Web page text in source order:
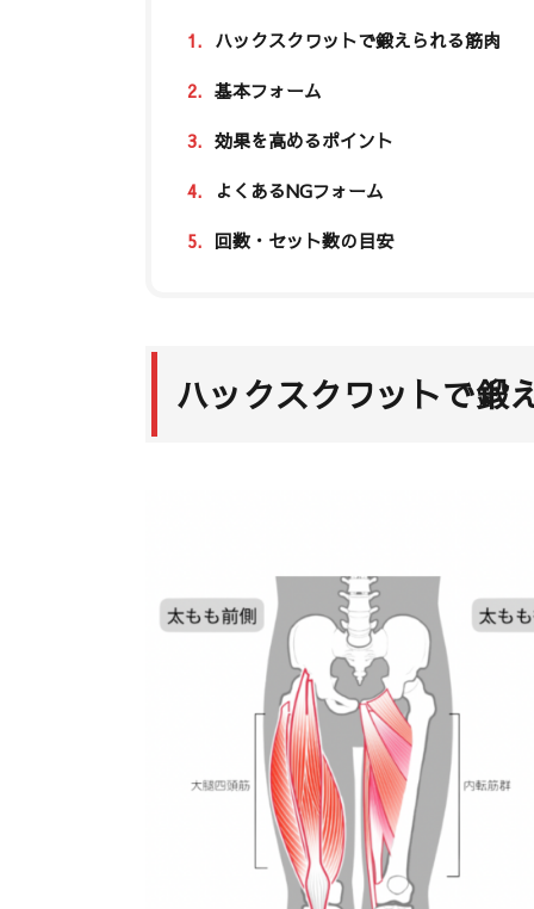
1. ハックスクワットで鍛えられる筋肉
2. 基本フォーム
3. 効果を高めるポイント
4.
よくあるNGフォーム
5. 回数・セット数の目安
ハックスクワットで鍛